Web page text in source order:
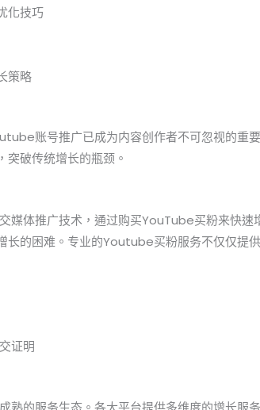
化技巧
策略
账号推广已成为内容创作者不可忽视的重
突破传统增长的瓶颈。
媒体推广技术，通过购买YouTube买粉来快速
长的困难。专业的Youtube买粉服务不仅仅提
证明